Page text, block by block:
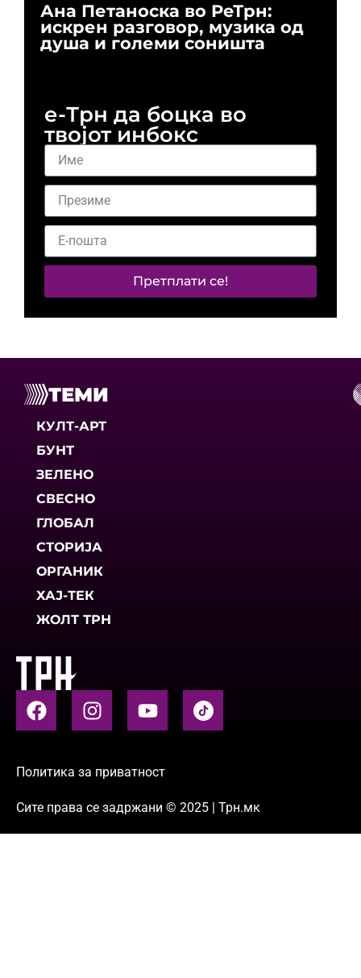
Ана Петаноска во РеТрн:
искрен разговор, музика од
душа и големи соништа
е-Трн да боцка во
твојот инбокс
Претплати се!
ТЕМИ
КУЛТ-АРТ
БУНТ
ЗЕЛЕНО
СВЕСНО
ГЛОБАЛ
СТОРИЈА
ОРГАНИК
ХАЈ-ТЕК
ЖОЛТ ТРН
Политика за приватност
Сите права се задржани © 2025 | Трн.мк